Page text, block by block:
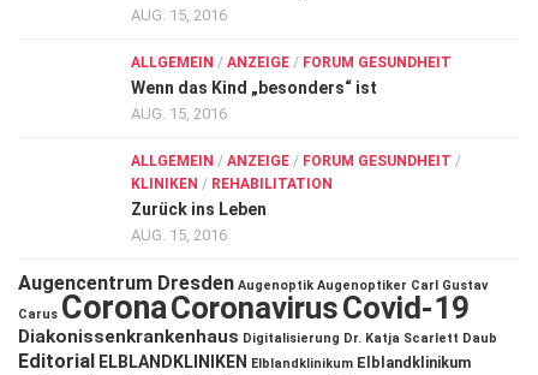
AUG. 15, 2016
ALLGEMEIN / ANZEIGE / FORUM GESUNDHEIT
Wenn das Kind „besonders“ ist
AUG. 15, 2016
ALLGEMEIN / ANZEIGE / FORUM GESUNDHEIT /
KLINIKEN / REHABILITATION
Zurück ins Leben
AUG. 15, 2016
Augencentrum Dresden Augenoptik Augenoptiker Carl Gustav
Carus CoronaCoronavirusCovid-19
Diakonissenkrankenhaus Digitalisierung Dr. Katja Scarlett Daub
Editorial ELBLANDKLINIKEN Elblandklinikum Elblandklinikum